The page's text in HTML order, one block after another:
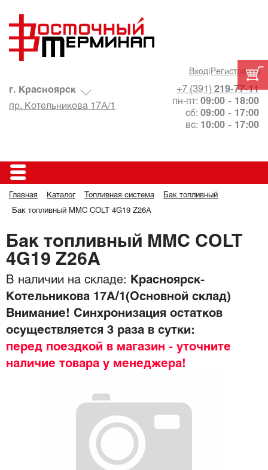
Вход| Регистрация
+7 (391) 219-77-11
пн-пт: 09:00 - 18:00
сб: 09:00 - 17:00
вс: 10:00 - 17:00
г. Красноярск
пр. Котельникова 17А/1
Главная Каталог Топливная система Бак топливный
Бак топливный MMC COLT 4G19 Z26A
Бак топливный MMC COLT
4G19 Z26A
В наличии на складе:
Красноярск-
Котельникова 17А/1(Основной склад)
Внимание! Синхронизация остатков
осуществляется 3 раза в сутки:
перед поездкой в магазин - уточните
наличие товара у менеджера!